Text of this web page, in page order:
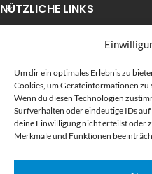
Um dir ein optimales Erlebnis zu
Cookies, um Geräteinformationen
Wenn du diesen Technologien
Surfverhalten oder eindeutige IDs
deine Einwilligung nicht erteilst oder
Merkmale und Funktionen
NÜTZLICHE LINKS